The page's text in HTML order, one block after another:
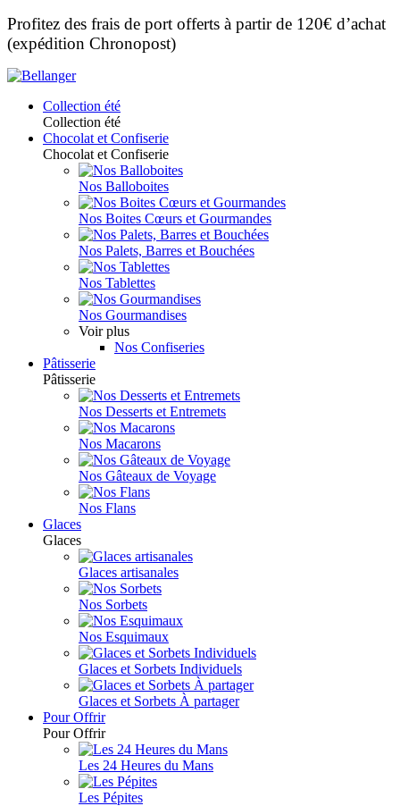
Profitez des frais de port offerts à partir de 120€ d’achat
(expédition Chronopost)
Collection été
Collection été
Chocolat et Confiserie
Chocolat et Confiserie
Nos Balloboites
Nos Boites Cœurs et Gourmandes
Nos Palets, Barres et Bouchées
Nos Tablettes
Nos Gourmandises
Voir plus
Nos Confiseries
Pâtisserie
Pâtisserie
Nos Desserts et Entremets
Nos Macarons
Nos Gâteaux de Voyage
Nos Flans
Glaces
Glaces
Glaces artisanales
Nos Sorbets
Nos Esquimaux
Glaces et Sorbets Individuels
Glaces et Sorbets À partager
Pour Offrir
Pour Offrir
Les 24 Heures du Mans
Les Pépites